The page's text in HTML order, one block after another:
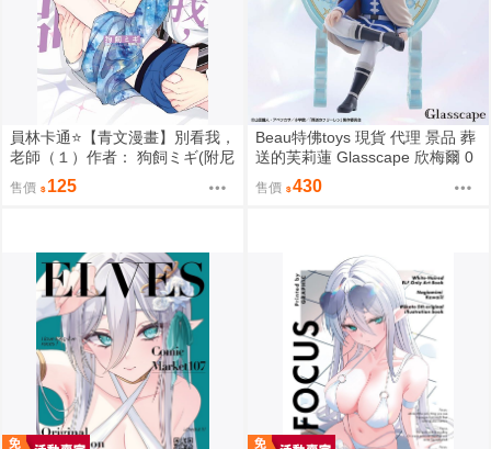
員林卡通⭐️【青文漫畫】別看我，
老師（１）作者： 狗飼ミギ(附尼
采書套)
售價 125
Beau特佛toys 現貨 代理 景品 葬
送的芙莉蓮 Glasscape 欣梅爾 0
302
售價 430